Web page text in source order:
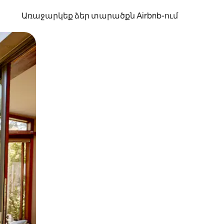
Առաջարկեք ձեր տարածքն Airbnb-ում
կամ մատը սահեցնելով։